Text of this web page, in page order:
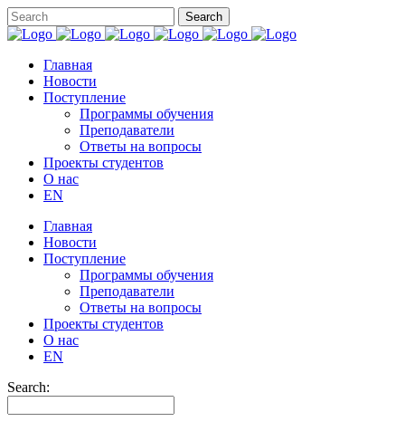
Главная
Новости
Поступление
Программы обучения
Преподаватели
Ответы на вопросы
Проекты студентов
О нас
EN
Главная
Новости
Поступление
Программы обучения
Преподаватели
Ответы на вопросы
Проекты студентов
О нас
EN
Search: